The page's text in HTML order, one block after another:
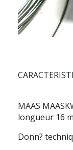
MAAS
longueur 16
Donn?